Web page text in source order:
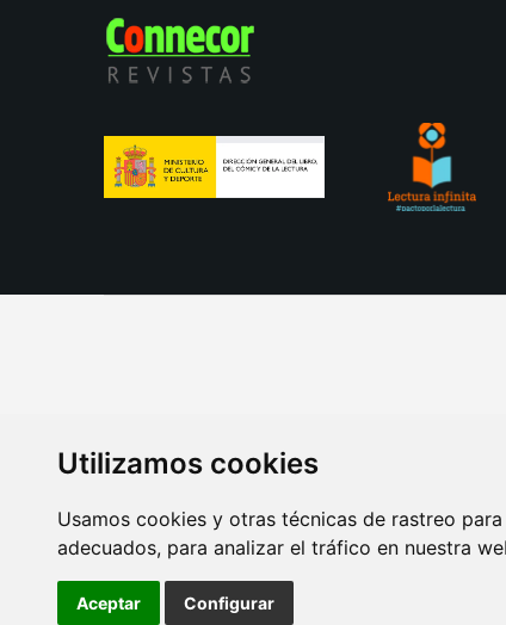
Utilizamos cookies
Usamos cookies y otras técnicas de rastreo
adecuados, para analizar el tráfico en nuestra
Aceptar Configurar
AVISO LEGAL POLITICA DE COOKIES